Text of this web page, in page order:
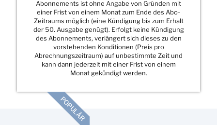
Abonnements ist ohne Angabe von Gründen mit
einer Frist von einem Monat zum Ende des Abo-
Zeitraums möglich (eine Kündigung bis zum Erhalt
der 50. Ausgabe genügt). Erfolgt keine Kündigung
des Abonnements, verlängert sich dieses zu den
vorstehenden Konditionen (Preis pro
Abrechnungszeitraum) auf unbestimmte Zeit und
kann dann jederzeit mit einer Frist von einem
Monat gekündigt werden.
POPULÄR